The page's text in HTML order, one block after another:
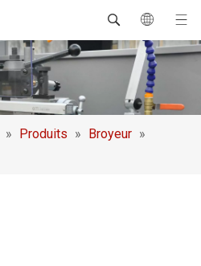
» Produits » Broyeur »